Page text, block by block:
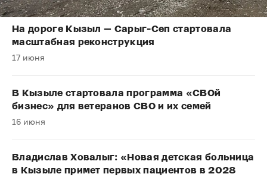
На дороге Кызыл — Сарыг-Сеп стартовала
масштабная реконструкция
17 июня
В Кызыле стартовала программа «СВОй
бизнес» для ветеранов СВО и их семей
16 июня
Владислав Ховалыг: «Новая детская больница
в Кызыле примет первых пациентов в 2028